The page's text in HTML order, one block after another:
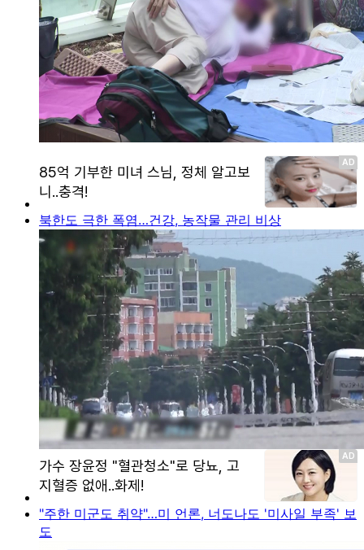
북한도 극한 폭염…건강, 농작물 관리 비상
"주한 미군도 취약"…미 언론, 너도나도 '미사일 부족' 보
도